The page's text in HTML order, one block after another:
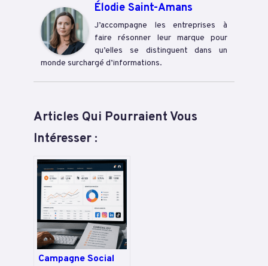
Élodie Saint-Amans
J’accompagne les entreprises à
faire résonner leur marque pour
qu’elles se distinguent dans un
monde surchargé d’informations.
Articles Qui Pourraient Vous
Intéresser :
Campagne Social